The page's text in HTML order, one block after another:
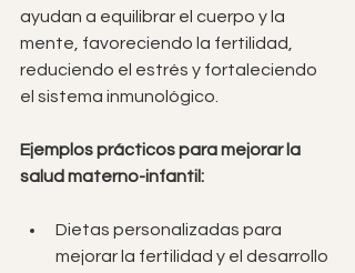
ayudan a equilibrar el cuerpo y la
mente, favoreciendo la fertilidad,
reduciendo el estrés y fortaleciendo
el sistema inmunológico.
Ejemplos prácticos para mejorar la
salud materno-infantil:
Dietas personalizadas para
mejorar la fertilidad y el desarrollo